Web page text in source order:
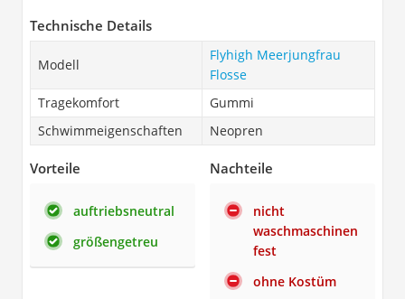
Technische Details
Modell
Flyhigh Meerjungfrau
Flosse
Tragekomfort
Gummi
Schwimmeigenschaften
Neopren
Vorteile
auftriebsneutral
größengetreu
Nachteile
nicht
waschmaschinen
fest
ohne Kostüm